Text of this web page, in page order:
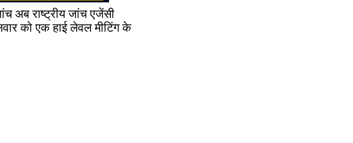
अब राष्ट्रीय जांच एजेंसी
को एक हाई लेवल मीटिंग के